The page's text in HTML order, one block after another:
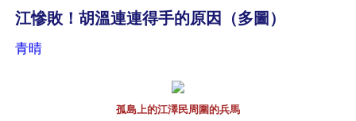
江慘敗！胡溫連連得手的原因（多圖）
青晴
孤島上的江澤民周圍的兵馬